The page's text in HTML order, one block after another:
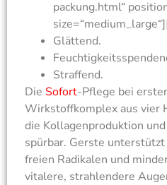
packung.html“
Glättend.
Straffend.
Die Sofort-Pflege bei
Wirkstoffkomplex aus vier
die Kollagenproduktion
spürbar. Gerste
freien Radikalen und
vitalere, strahlendere